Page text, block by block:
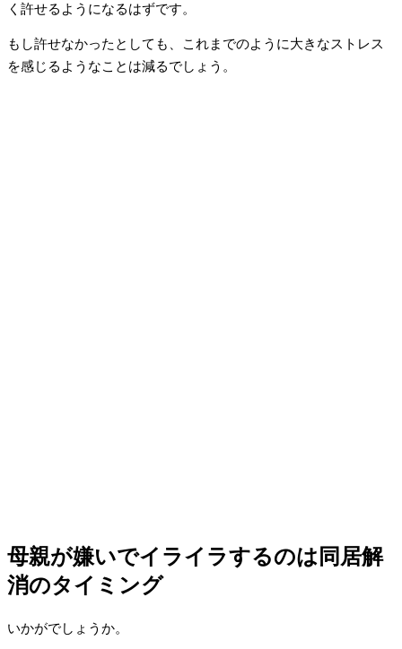
く許せるようになるはずです。
もし許せなかったとしても、これまでのように大きなストレス
を感じるようなことは減るでしょう。
母親が嫌いでイライラするのは同居解
消のタイミング
いかがでしょうか。